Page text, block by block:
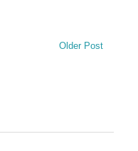
Older Post